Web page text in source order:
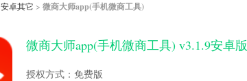
安卓其它 > 微商大师app(手机微商工具)
微商大师app(手机微商工具) v3.1.9安卓版
授权方式：免费版